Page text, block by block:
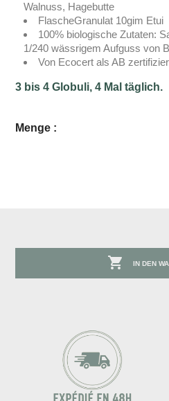
Walnuss, Hagebutte
FlascheGranulat 10gim Etui
100% biologische Zutaten:
1/240 wässrigem Aufguss von
Von Ecocert als AB
3 bis 4 Globuli, 4 Mal täglich.
Menge :
 IN DEN